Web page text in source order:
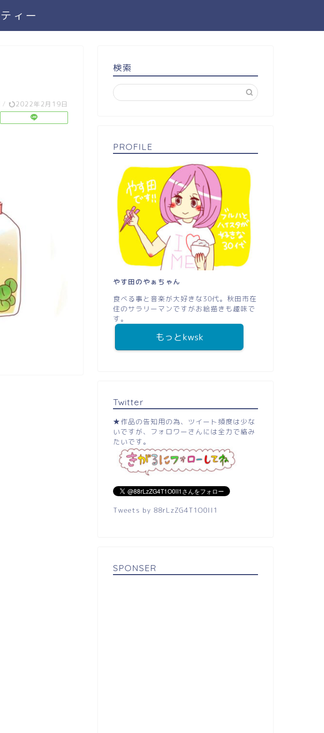
ィー
/ 2022年2月19日
検索
PROFILE
やす田のやぁちゃん
食べる事と音楽が大好きな30代。秋田市在
住のサラリーマンですがお絵描きも趣味で
す。
もっとkwsk
Twitter
★作品の告知用の為、ツイート頻度は少な
いですが、フォロワーさんには全力で絡み
たいです。
Tweets by 88rLzZG4T1O0lI1
SPONSER